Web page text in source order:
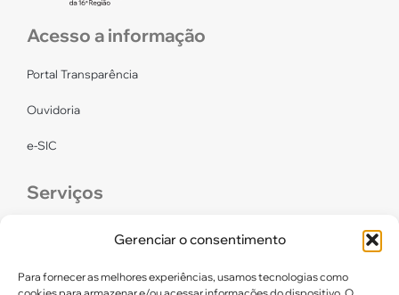
Gerenciar o consentimento
Para fornecer as melhores experiências, usamos tecnologias como
Acesso a informação
Portal Transparência
Ouvidoria
e-SIC
Serviços